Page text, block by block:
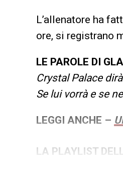
L’allenatore ha
ore, si registrano
LE PAROLE DI
Crystal Palace
Se lui vorrà e se
LEGGI ANCHE –
LA PLAYLIST